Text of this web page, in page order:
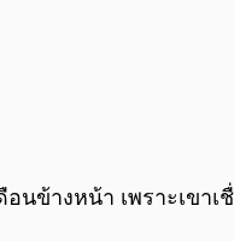
อนข้างหน้า เพราะเ